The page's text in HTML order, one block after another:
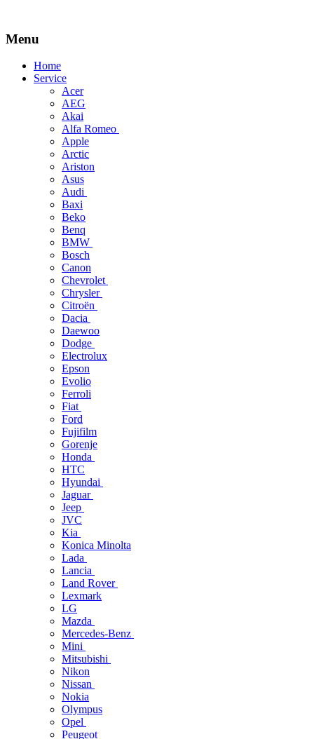
Menu
Skip
Home
Service
Acer
AEG
Akai
Alfa Romeo
Apple
Arctic
Ariston
Asus
Audi
Baxi
Beko
Benq
BMW
Bosch
Canon
Chevrolet
Chrysler
Citroën
Dacia
Daewoo
Dodge
Electrolux
Epson
Evolio
Ferroli
Fiat
Ford
Fujifilm
Gorenje
Honda
HTC
Hyundai
Jaguar
Jeep
JVC
Kia
Konica Minolta
Lada
Lancia
Land Rover
Lexmark
LG
Mazda
Mercedes-Benz
Mini
Mitsubishi
Nikon
Nissan
Nokia
Olympus
Opel
Peugeot